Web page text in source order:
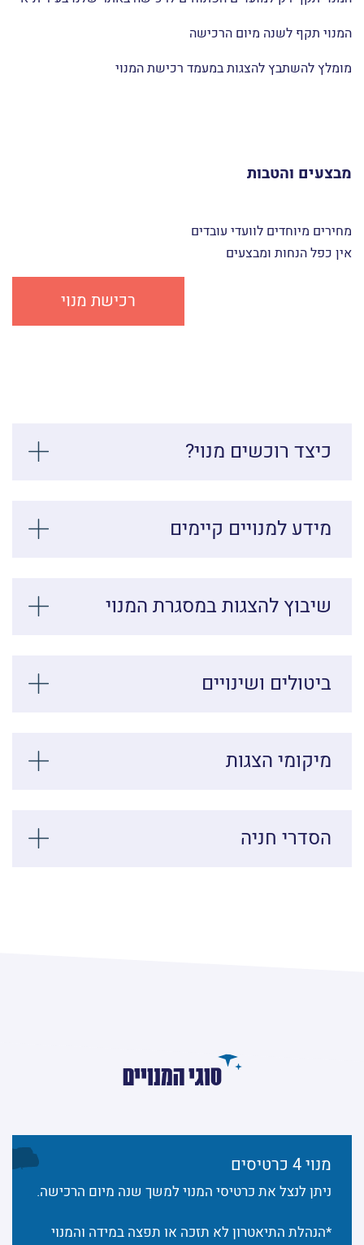
המנוי תקף לשנה מיום הרכישה
מומלץ להשתבץ להצגות במעמד רכישת המנוי
מבצעים והטבות
מחירים מיוחדים לוועדי עובדים
אין כפל הנחות ומבצעים
רכישת מנוי
כיצד רוכשים מנוי?
מידע למנויים קיימים
שיבוץ להצגות במסגרת המנוי
ביטולים ושינויים
מיקומי הצגות
הסדרי חניה
סוגי המנויים
מנוי 4 כרטיסים
ניתן לנצל את כרטיסי המנוי למשך שנה מיום הרכישה.
*הנהלת התיאטרון לא תזכה או תפצה במידה והמנוי